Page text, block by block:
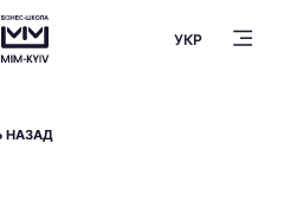
УКР
НАЗАД